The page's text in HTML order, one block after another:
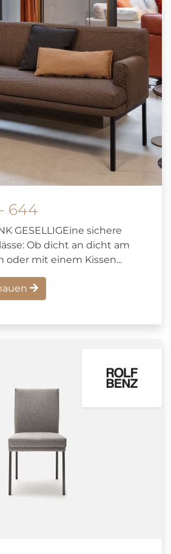
644
GESELLIGEine sichere
Ob dicht an dicht am
oder mit einem Kissen...